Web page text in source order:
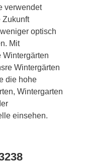
verwendet
Zukunft
optisch
Mit
Wintergärten
Wintergärten
die hohe
Wintergarten
einsehen.